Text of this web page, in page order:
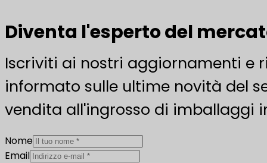
Diventa l'esperto del
Iscriviti ai nostri aggiornamenti e
informato sulle ultime novità del
vendita all'ingrosso di imballaggi
Nome
Email